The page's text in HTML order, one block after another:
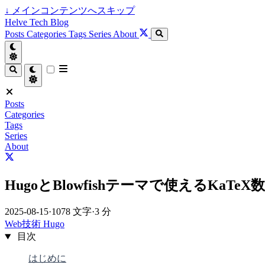
↓ メインコンテンツへスキップ
Helve Tech Blog
Posts Categories Tags Series About
Posts
Categories
Tags
Series
About
HugoとBlowfishテーマで使えるKaTeX
2025-08-15·1078 文字·3 分
Web技術 Hugo
目次
はじめに